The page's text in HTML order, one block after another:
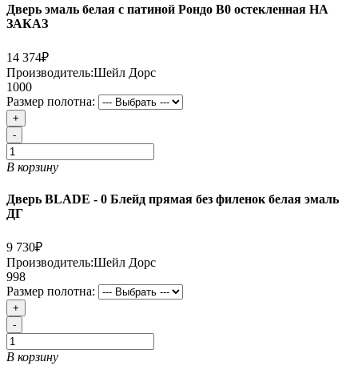
Дверь эмаль белая с патиной Рондо В0 остекленная НА
ЗАКАЗ
14 374₽
Производитель:Шейл Дорс
1000
Размер полотна:
+
-
В корзину
Дверь BLADE - 0 Блейд прямая без филенок белая эмаль
ДГ
9 730₽
Производитель:Шейл Дорс
998
Размер полотна:
+
-
В корзину